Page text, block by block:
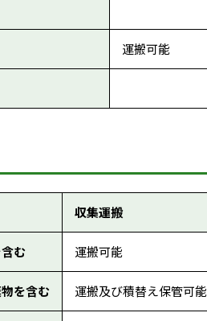
運搬可能
収集運搬
む 運搬可能
を含む 運搬及び積替え保管可能